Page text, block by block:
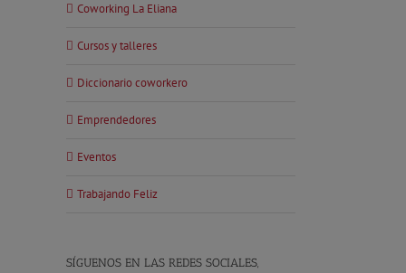
Coworking La Eliana
Cursos y talleres
Diccionario coworkero
Emprendedores
Eventos
Trabajando Feliz
SÍGUENOS EN LAS REDES SOCIALES,